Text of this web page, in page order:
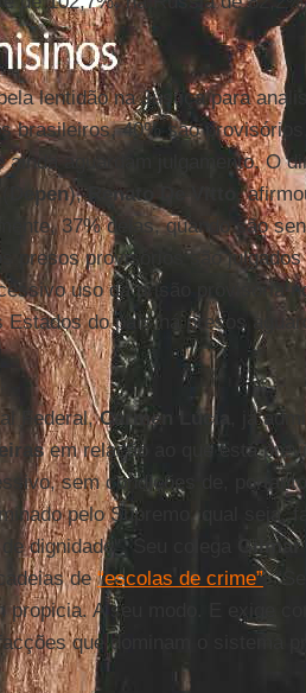
lentidão na Justiça para
brasileiros, 40% são
aguardam julgamento. O
Depen),Renato De Vitto
,
37% delas, quando são
presos provisórios são
uso da prisão provisória
do país há presos
Federal,Carmen Lúcia
, já
em relação ao que está
sem condições de,
pelo Supremo, qual seja,
dignidade". Seu colega
de“escolas de crime”.
A seu modo. E exige
que dominam o sistema